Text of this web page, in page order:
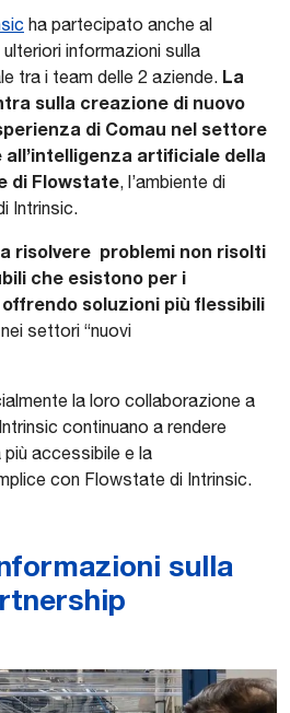
ha partecipato anche al
informazioni sulla
tra i team delle 2 aziende. La
sulla creazione di nuovo
di Comau nel settore
artificiale della
di Flowstate, l’ambiente di
Intrinsic.
risolvere problemi non risolti
che esistono per i
offrendo soluzioni più flessibili
settori “nuovi
la loro collaborazione a
continuano a rendere
accessibile e la
con Flowstate di Intrinsic.
sulla